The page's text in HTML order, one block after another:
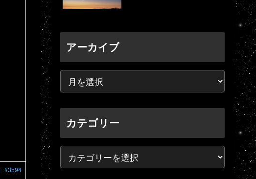
#3594
アーカイブ
カテゴリー